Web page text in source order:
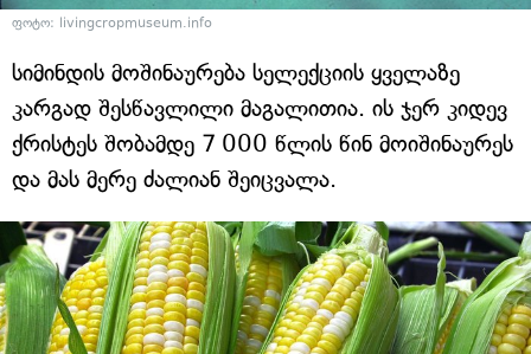
ფოტო: livingcropmuseum.info
სიმინდის მოშინაურება სელექციის ყველაზე
კარგად შესწავლილი მაგალითია. ის ჯერ კიდევ
ქრისტეს შობამდე 7 000 წლის წინ მოიშინაურეს
და მას მერე ძალიან შეიცვალა.